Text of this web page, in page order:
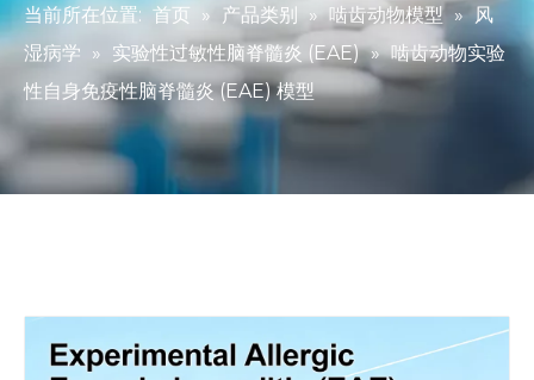
当前所在位置: 首页 » 产品类别 » 啮齿动物模型 »
风
湿病学 » 实验性过敏性脑脊髓炎 (EAE) » 啮齿动物实验
性自身免疫性脑脊髓炎 (EAE) 模型